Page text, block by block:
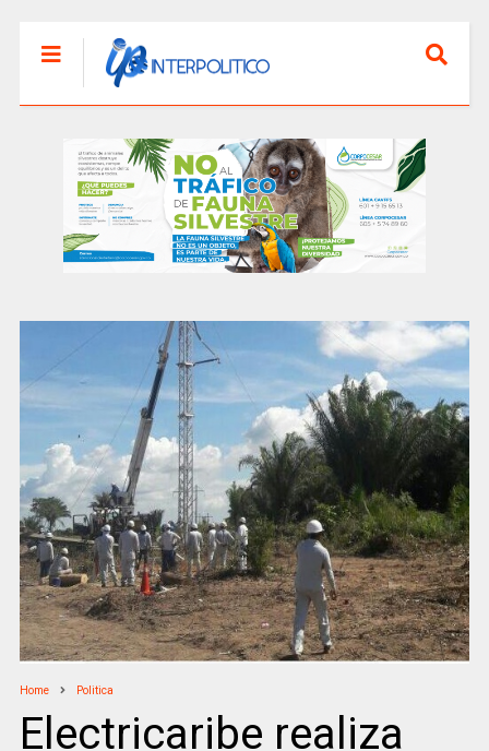
Home Politica
Electricaribe realiza